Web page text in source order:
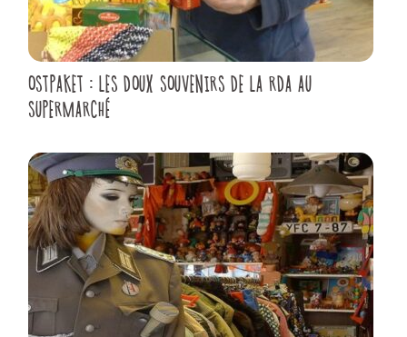
OSTPAKET : LES DOUX SOUVENIRS DE LA RDA AU
SUPERMARCHÉ